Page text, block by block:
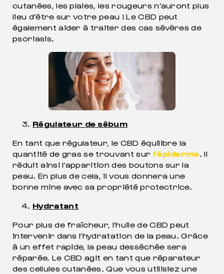
cutanées, les plaies, les rougeurs n’auront plus
lieu d’être sur votre peau ! Le CBD peut
également aider à traiter des cas sévères de
psoriasis.
Régulateur de sébum
En tant que régulateur, le CBD équilibre la
quantité de gras se trouvant sur l’épiderme. Il
réduit ainsi l’apparition des boutons sur la
peau. En plus de cela, il vous donnera une
bonne mine avec sa propriété protectrice.
Hydratant
Pour plus de fraîcheur, l’huile de CBD peut
intervenir dans l’hydratation de la peau. Grâce
à un effet rapide, la peau desséchée sera
réparée. Le CBD agit en tant que réparateur
des cellules cutanées. Que vous utilisiez une